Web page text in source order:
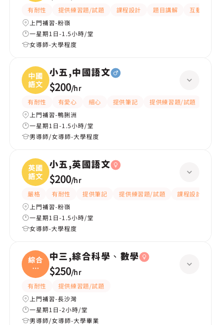
有耐性 提供練習題/試題 課程設計 題目講解
互動教學
上門補習-粉嶺
一星期1日-1.5小時/堂
女導師-大學程度
中國
語文
小五,中國語文
$200/hr
有耐性 有愛心 細心 提供筆記 提供練習題/試題
上門補習-鴨脷洲
一星期1日-1.5小時/堂
男導師/女導師-大學程度
英國
語文
小五,英國語文
$200/hr
嚴格 有耐性 提供筆記 提供練習題/試題 課程設計
上門補習-粉嶺
一星期1日-1.5小時/堂
女導師-大學程度
綜合
科
學、
中三,綜合科學、數學
$250/hr
有耐性
提供練習題/試題
上門補習-長沙灣
一星期1日-2小時/堂
男導師/女導師-大學畢業